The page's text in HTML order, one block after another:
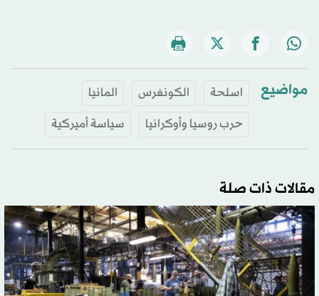
مواضيع اسلحة الكونغرس
المانيا
حرب روسيا وأوكرانيا
سياسة أميركية
مقالات ذات صلة